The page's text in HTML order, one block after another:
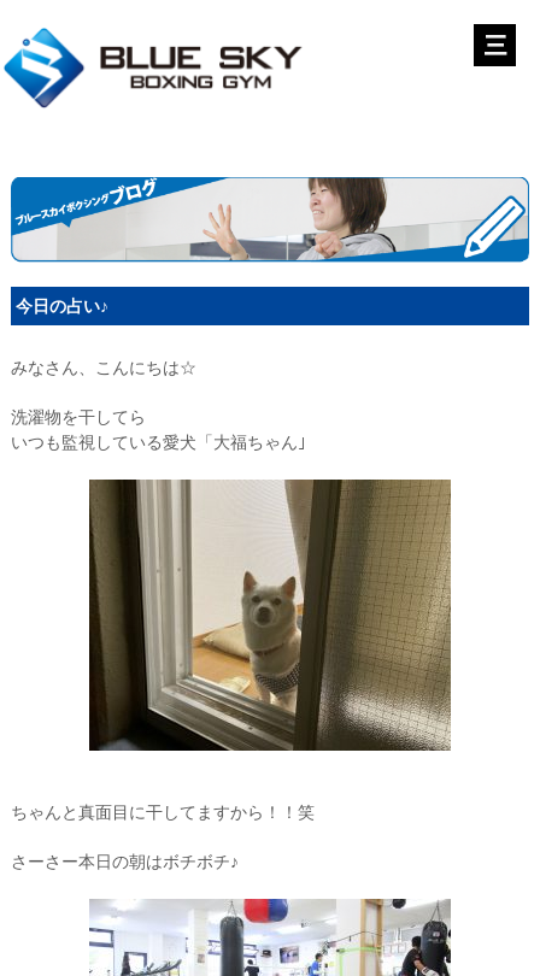
今日の占い♪
みなさん、こんにちは☆
洗濯物を干してら
いつも監視している愛犬「大福ちゃん｣
ちゃんと真面目に干してますから！！笑
さーさー本日の朝はボチボチ♪